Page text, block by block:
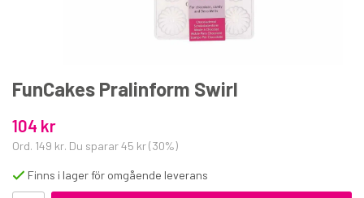
Chokladskrapa 14 cm
FunCakes Pralinform Swirl
104 kr
Ord. 149 kr. Du sparar45 kr(30%)
Finns i lager för omgående leverans